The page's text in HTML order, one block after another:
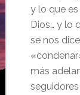
y lo que
Dios… y lo
se nos
más